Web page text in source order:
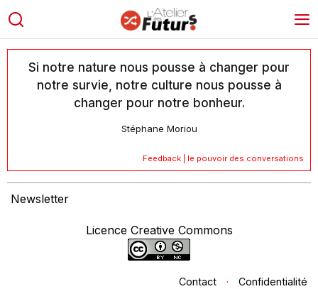
Si notre nature nous pousse à changer pour
notre survie, notre culture nous pousse à
changer pour notre bonheur.
Stéphane Moriou
Feedback | le pouvoir des conversations
Newsletter
Licence Creative Commons
Contact · Confidentialité